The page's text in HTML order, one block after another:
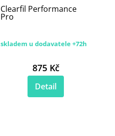
Clearfil Performance
Pro
skladem u dodavatele +72h
875 Kč
Detail